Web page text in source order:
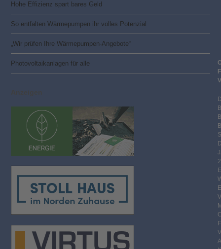
Hohe Effizienz spart bares Geld
So entfalten Wärmepumpen ihr volles Potenzial
„Wir prüfen Ihre Wärmepumpen-Angebote“
Photovoltaik­­anlagen für alle